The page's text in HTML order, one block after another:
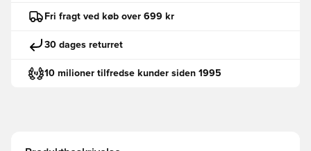
Fri fragt ved køb over 699 kr
30 dages returret
10 milioner tilfredse kunder siden 1995